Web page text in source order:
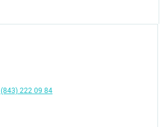
(843) 222 09 84